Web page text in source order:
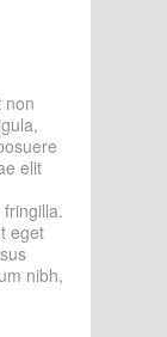
non
elit
eget
nibh,